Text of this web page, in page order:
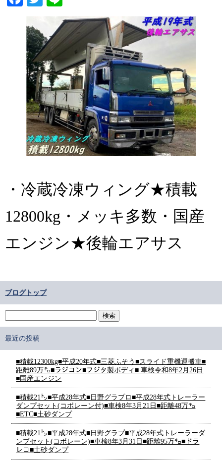
・冷蔵冷凍ウィング★積載
12800kg・メッキ多数・国産
エンジン★後輪エアサス
ブログトップ
最近の投稿
■積載12300kg■平成20年式■三菱ふそう■スライド重機運搬車■
距離89万㌔■ラジコン■フジタ製ボディ■ 車検令和8年2月26日
■国産エンジン
■積載21㌧■平成28年式■日野グラプロ■平成28年式トレーラー
ダンプセット(コボレーン付)■車検8年3月21日■距離48万㌔
■ETC■土砂ダンプ
■積載21㌧■平成28年式■日野グラプ■平成28年式トレーラーダ
ンプセット(コボレーン)■車検8年3月31日■距離95万㌔■ドラ
レコ■土砂ダンプ